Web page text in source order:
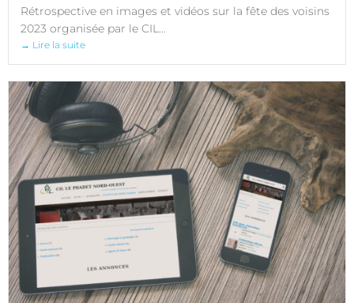
Rétrospective en images et vidéos sur la fête des voisins
2023 organisée par le CIL...
→ Lire la suite